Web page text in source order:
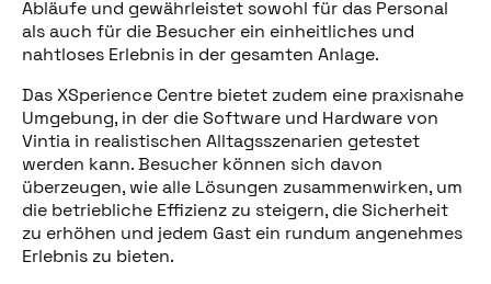
Abläufe und gewährleistet sowohl für das Personal
als auch für die Besucher ein einheitliches und
nahtloses Erlebnis in der gesamten Anlage.
Das XSperience Centre bietet zudem eine praxisnahe
Umgebung, in der die Software und Hardware von
Vintia in realistischen Alltagsszenarien getestet
werden kann. Besucher können sich davon
überzeugen, wie alle Lösungen zusammenwirken, um
die betriebliche Effizienz zu steigern, die Sicherheit
zu erhöhen und jedem Gast ein rundum angenehmes
Erlebnis zu bieten.
Diesen Beitrag teilen